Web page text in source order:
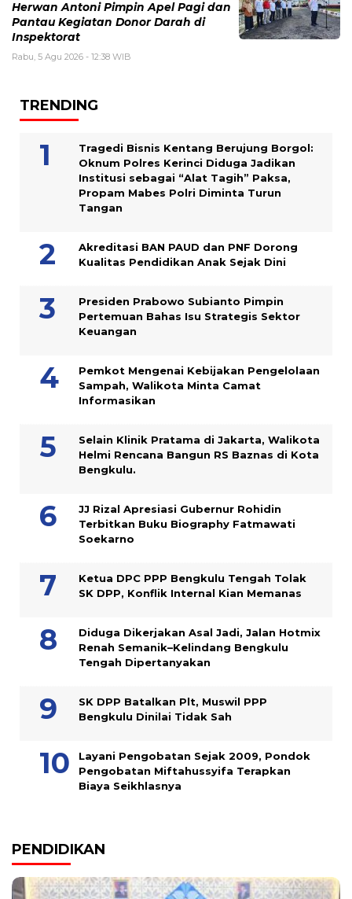
Herwan Antoni Pimpin Apel Pagi dan
Pantau Kegiatan Donor Darah di
Inspektorat
Rabu, 5 Agu 2026 - 12:38 WIB
TRENDING
Tragedi Bisnis Kentang Berujung Borgol:
Oknum Polres Kerinci Diduga Jadikan
Institusi sebagai “Alat Tagih” Paksa,
Propam Mabes Polri Diminta Turun
Tangan
Akreditasi BAN PAUD dan PNF Dorong
Kualitas Pendidikan Anak Sejak Dini
Presiden Prabowo Subianto Pimpin
Pertemuan Bahas Isu Strategis Sektor
Keuangan
Pemkot Mengenai Kebijakan Pengelolaan
Sampah, Walikota Minta Camat
Informasikan
Selain Klinik Pratama di Jakarta, Walikota
Helmi Rencana Bangun RS Baznas di Kota
Bengkulu.
JJ Rizal Apresiasi Gubernur Rohidin
Terbitkan Buku Biography Fatmawati
Soekarno
Ketua DPC PPP Bengkulu Tengah Tolak
SK DPP, Konflik Internal Kian Memanas
Diduga Dikerjakan Asal Jadi, Jalan Hotmix
Renah Semanik–Kelindang Bengkulu
Tengah Dipertanyakan
SK DPP Batalkan Plt, Muswil PPP
Bengkulu Dinilai Tidak Sah
Layani Pengobatan Sejak 2009, Pondok
Pengobatan Miftahussyifa Terapkan
Biaya Seikhlasnya
PENDIDIKAN